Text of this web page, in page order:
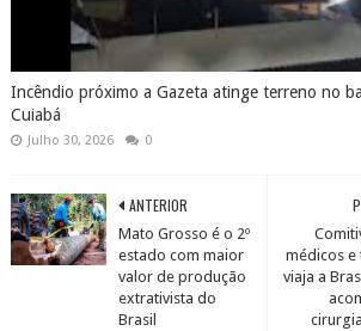
Incêndio próximo a Gazeta atinge terreno no
Cuiabá
Julho 30, 2026 0
médicos e
viaja a
ANTERIOR
Mato Grosso é o 2º
estado com maior
valor de produção
extrativista do
Brasil